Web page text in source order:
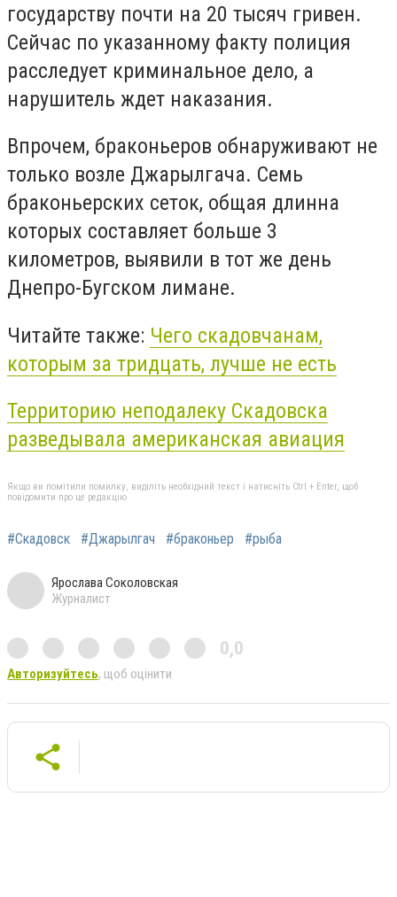
государству почти на 20 тысяч гривен.
Сейчас по указанному факту полиция
расследует криминальное дело, а
нарушитель ждет наказания.
Впрочем, браконьеров обнаруживают не
только возле Джарылгача. Семь
браконьерских сеток, общая длинна
которых составляет больше 3
километров, выявили в тот же день
Днепро-Бугском лимане.
Читайте также: Чего скадовчанам,
которым за тридцать, лучше не есть
Территорию неподалеку Скадовска
разведывала американская авиация
Якщо ви помітили помилку, виділіть необхідний текст і натисніть Ctrl + Enter, щоб
повідомити про це редакцію
#Скадовск #Джарылгач #браконьер #рыба
Ярослава Соколовская
Журналист
0,0
Авторизуйтесь, щоб оцінити